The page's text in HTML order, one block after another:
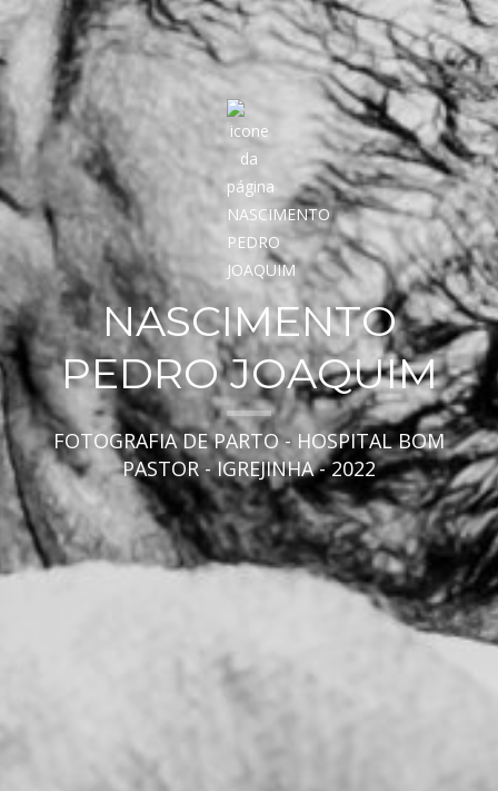
NASCIMENTO
PEDRO JOAQUIM
FOTOGRAFIA DE PARTO - HOSPITAL BOM
PASTOR - IGREJINHA - 2022